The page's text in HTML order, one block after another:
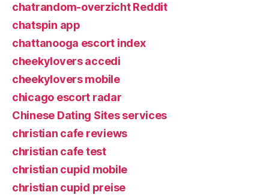
chatrandom-overzicht Reddit
chatspin app
chattanooga escort index
cheekylovers accedi
cheekylovers mobile
chicago escort radar
Chinese Dating Sites services
christian cafe reviews
christian cafe test
christian cupid mobile
christian cupid preise